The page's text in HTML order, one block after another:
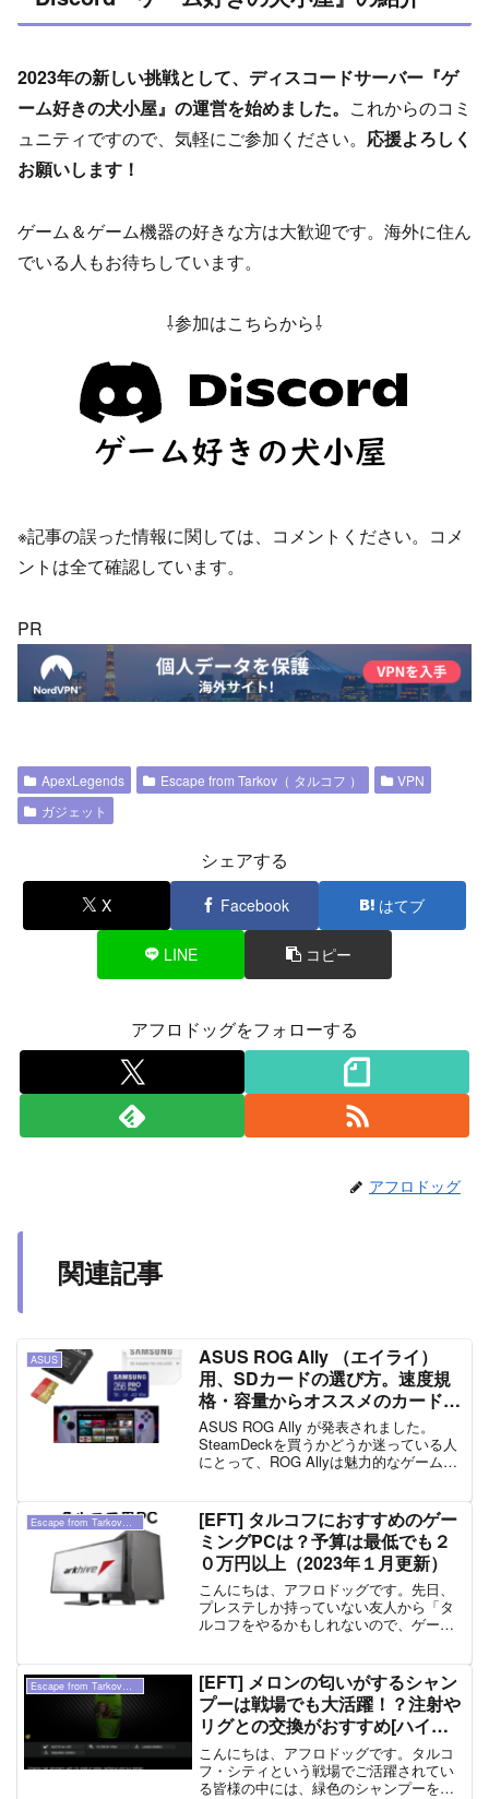
2023年の新しい挑戦として、ディスコードサーバー『ゲ
ーム好きの犬小屋』の運営を始めました。 これからのコミ
ュニティですので、気軽にご参加ください。 応援よろしく
お願いします！
ゲーム＆ゲーム機器の好きな方は大歓迎です。海外に住ん
でいる人もお待ちしています。
⇩参加はこちらから⇩
※記事の誤った情報に関しては、コメントください。コメ
ントは全て確認しています。
PR
ApexLegends Escape from Tarkov（ タルコフ ）
VPN
ガジェット
シェアする
X Facebook はてブ
LINE コピー
アフロドッグをフォローする
アフロドッグ
関連記事
ASUS
ASUS ROG Ally （エイライ）
用、SDカードの選び方。速度規
格・容量からオススメのカードは
どれ？UHS-II対応を買うべき？
ASUS ROG Ally が発表されました。
SteamDeckを買うかどうか迷っている人
にとって、ROG Allyは魅力的なゲーム機
ほうが良いかもしれませ...
Escape from Tarkov（ タルコフ ）
[EFT] タルコフにおすすめのゲー
ミングPCは？予算は最低でも２
０万円以上（2023年１月更新）
こんにちは、アフロドッグです。先日、
プレステしか持っていない友人から「タ
ルコフをやるかもしれないので、ゲーミ
れても難しいものですね。あと、「本当
にやるのかな？」という疑...
[EFT] メロンの匂いがするシャン
プーは戦場でも大活躍！？注射や
リグとの交換がおすすめ[ハイド
アウト][トレーダー]
こんにちは、アフロドッグです。タルコ
フ・シティという戦場でご活躍されてい
る皆様の中には、緑色のシャンプーを戦